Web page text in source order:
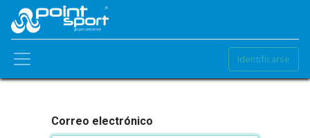
Identificarse
Correo electrónico